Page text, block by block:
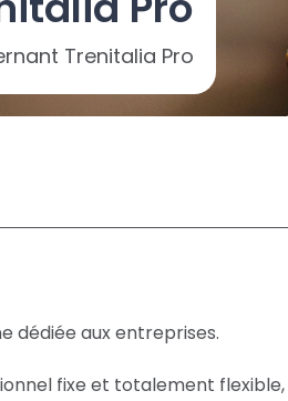
Trenitalia Pro
dédiée aux entreprises.
fixe et totalement flexible,